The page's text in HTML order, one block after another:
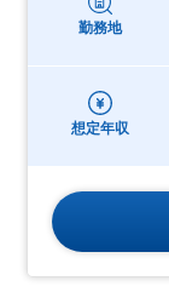
勤務地
想定年収